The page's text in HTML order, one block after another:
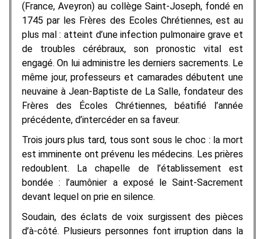
(France, Aveyron) au collège Saint-Joseph, fondé en
1745 par les Frères des Ecoles Chrétiennes, est au
plus mal : atteint d’une infection pulmonaire grave et
de troubles cérébraux, son pronostic vital est
engagé. On lui administre les derniers sacrements. Le
même jour, professeurs et camarades débutent une
neuvaine à Jean-Baptiste de La Salle, fondateur des
Frères des Écoles Chrétiennes, béatifié l’année
précédente, d’intercéder en sa faveur.
Trois jours plus tard, tous sont sous le choc : la mort
est imminente ont prévenu les médecins. Les prières
redoublent. La chapelle de l’établissement est
bondée : l’aumônier a exposé le Saint-Sacrement
devant lequel on prie en silence.
Soudain, des éclats de voix surgissent des pièces
d’à-côté. Plusieurs personnes font irruption dans la